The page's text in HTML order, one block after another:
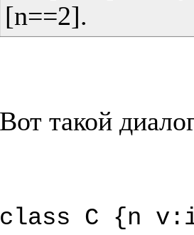
Вот такой
class C {n